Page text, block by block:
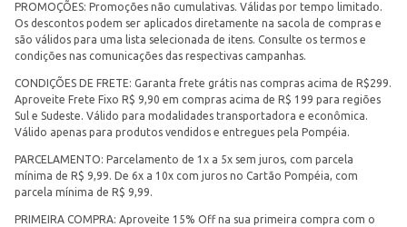
PROMOÇÕES: Promoções não cumulativas. Válidas por tempo limitado.
Os descontos podem ser aplicados diretamente na sacola de compras e
são válidos para uma lista selecionada de itens. Consulte os termos e
condições nas comunicações das respectivas campanhas.
CONDIÇÕES DE FRETE: Garanta frete grátis nas compras acima de R$299.
Aproveite Frete Fixo R$ 9,90 em compras acima de R$ 199 para regiões
Sul e Sudeste. Válido para modalidades transportadora e econômica.
Válido apenas para produtos vendidos e entregues pela Pompéia.
PARCELAMENTO: Parcelamento de 1x a 5x sem juros, com parcela
mínima de R$ 9,99. De 6x a 10x com juros no Cartão Pompéia, com
parcela mínima de R$ 9,99.
PRIMEIRA COMPRA: Aproveite 15% Off na sua primeira compra com o